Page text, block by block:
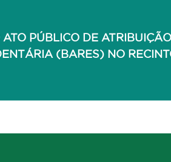
PÚBLICO DE
(BARES) NO